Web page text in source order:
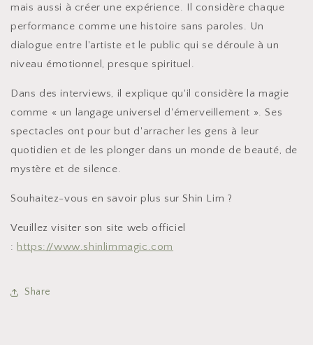
mais aussi à créer une expérience. Il considère chaque
performance comme une histoire sans paroles. Un
dialogue entre l'artiste et le public qui se déroule à un
niveau émotionnel, presque spirituel.
Dans des interviews, il explique qu'il considère la magie
comme « un langage universel d'émerveillement ». Ses
spectacles ont pour but d'arracher les gens à leur
quotidien et de les plonger dans un monde de beauté, de
mystère et de silence.
Souhaitez-vous en savoir plus sur Shin Lim ?
Veuillez visiter son site web officiel
: https://www.shinlimmagic.com
Share